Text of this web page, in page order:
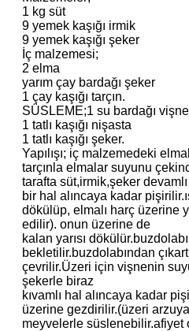
1 kg süt
9 yemek kaşığı irmik
9 yemek kaşığı şeker
İç malzemesi;
2 elma
yarım çay bardağı şeker
1 çay kaşığı tarçın.
SÜSLEME;1 su bardağı vişne
1 tatlı kaşığı nişasta
1 tatlı kaşığı şeker.
Yapılışı; iç malzemedeki
tarçınla elmalar suyunu
tarafta süt,irmik,şeker devamlı
bir hal alıncaya kadar
dökülüp, elmalı harç üzerine
edilir). onun üzerine de
kalan yarısı
bekletilir.buzdolabından
çevrilir.Üzeri için vişnenin
şekerle biraz
kıvamlı hal alıncaya kadar
üzerine gezdirilir.(üzeri
meyvelerle süslenebilir.afiyet